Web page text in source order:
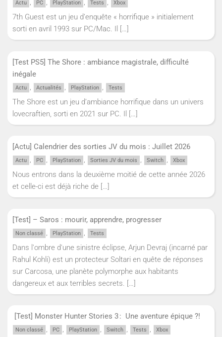
Actu , PC , PlayStation , Tests , Xbox
7th Guest est un jeu d’enquête « horrifique » initialement
sorti en avril 1993 sur PC/Mac. Il […]
[Test PS5] The Shore : ambiance magistrale, difficulté
inégale
Actu Actualités PlayStation Tests
The Shore est un jeu d’ambiance horrifique dans un univers
lovecraftien, sorti en 2021 sur PC. Il […]
[Actu] Calendrier des sorties JV du mois : Juillet 2026
Actu , PC , PlayStation , Sorties JV du mois , Switch , Xbox
Nous entrons dans la deuxième moitié de cette année 2026
et celle-ci est déjà riche de […]
[Test] – Saros : mourir, apprendre, progresser
Non classé PlayStation Tests
Dans l'ombre d'une sinistre éclipse, Arjun Devraj (incarné par
Rahul Kohli) est un protecteur Soltari en quête de réponses
sur Carcosa, une planète polymorphe aux habitants
dangereux et aux terribles secrets.
[…]
[Test] Monster Hunter Stories 3 : Une aventure épique ?!
Non classé , PC , PlayStation , Switch , Tests , Xbox